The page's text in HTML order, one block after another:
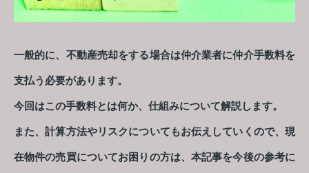
一般的に、不動産売却をする場合は仲介業者に仲介手数料を
支払う必要があります。
今回はこの手数料とは何か、仕組みについて解説します。
また、計算方法やリスクについてもお伝えしていくので、現
在物件の売買についてお困りの方は、本記事を今後の参考に